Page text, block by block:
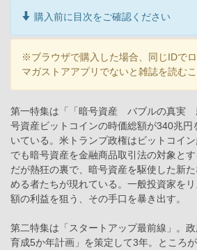
購入前に目次をご確認ください
※ブラウザで購入した場合、同じIDで
マガストアアプリでないと雑誌を読むこ
第一特集は「「暗号資産 バブルの真実
号資産ビットコインの時価総額が340兆円
いている。米トランプ政権はビットコイ
でも暗号資産を金融商品取引法の対象とす
だが熱狂の裏で、暗号資産を駆使した新
める者たちが現れている。一般投資家を
額の利益を狙う、その手口を暴き出す。
第二特集は「スタートアップ最前線」。
育成5か年計画」を策定して3年。ところ